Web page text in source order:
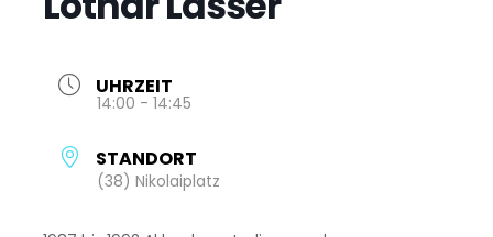
UHRZEIT
14:00 - 14:45
STANDORT
(38) Nikolaiplatz